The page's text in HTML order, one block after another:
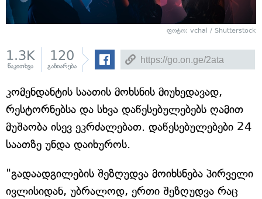
ფოტო: vchal / Shutterstock
1.3K
წაკითხვა
120
გაზიარება
კომენდანტის საათის მოხსნის მიუხედავად,
რესტორნებსა და სხვა დაწესებულებებს ღამით
მუშაობა ისევ ეკრძალებათ. დაწესებულებები 24
საათზე უნდა დაიხუროს.
"გადაადგილების შეზღუდვა მოიხსნება პირველი
ივლისიდან, უბრალოდ, ერთი შეზღუდვა რაც